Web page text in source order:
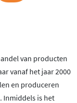
van producten
vanaf het jaar 2000
en produceren
Inmiddels is het